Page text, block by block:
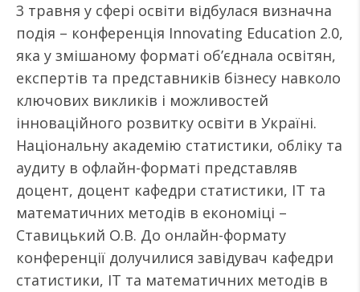
3 травня у сфері освіти відбулася визначна
подія – конференція Innovating Education 2.0,
яка у змішаному форматі об’єднала освітян,
експертів та представників бізнесу навколо
ключових викликів і можливостей
інноваційного розвитку освіти в Україні.
Національну академію статистики, обліку та
аудиту в офлайн-форматі представляв
доцент, доцент кафедри статистики, ІТ та
математичних методів в економіці –
Ставицький О.В. До онлайн-формату
конференції долучилися завідувач кафедри
статистики, ІТ та математичних методів в